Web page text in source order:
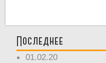
Последнее
01.02.20